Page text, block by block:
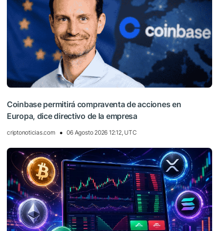
Coinbase permitirá compraventa de acciones en
Europa, dice directivo de la empresa
criptonoticias.com 06 Agosto 2026 12:12, UTC